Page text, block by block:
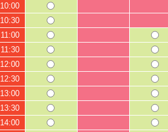
10:00
10:30
11:00
11:30
12:00
12:30
13:00
13:30
14:00